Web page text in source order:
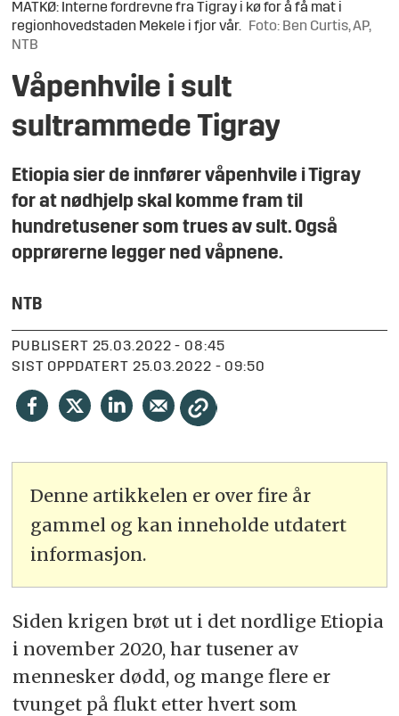
MATKØ: Interne fordrevne fra Tigray i kø for å få mat i
regionhovedstaden Mekele i fjor vår.
Foto: Ben Curtis, AP,
NTB
Våpenhvile i sult
sultrammede Tigray
Etiopia sier de innfører våpenhvile i Tigray
for at nødhjelp skal komme fram til
hundretusener som trues av sult. Også
opprørerne legger ned våpnene.
NTB
PUBLISERT
25.03.2022 - 08:45
SIST OPPDATERT
25.03.2022 - 09:50
Denne artikkelen er over fire år
gammel og kan inneholde utdatert
informasjon.
Siden krigen brøt ut i det nordlige Etiopia
i november 2020, har tusener av
mennesker dødd, og mange flere er
tvunget på flukt etter hvert som